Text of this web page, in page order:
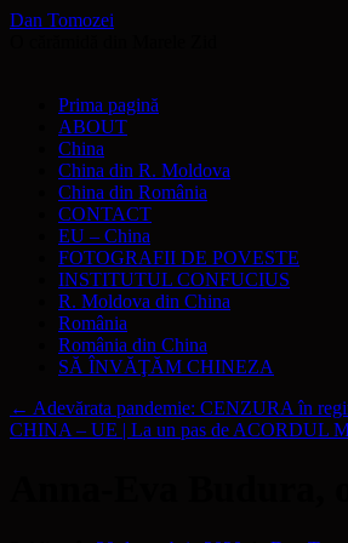
Dan Tomozei
conținut
Prima pagină
ABOUT
China
China din R. Moldova
China din România
CONTACT
EU – China
FOTOGRAFII DE POVESTE
INSTITUTUL CONFUCIUS
R. Moldova din China
România
România din China
SĂ ÎNVĂŢĂM CHINEZA
← Adevărata pandemie: CENZURA în
CHINA – UE | La un pas de ACORDUL